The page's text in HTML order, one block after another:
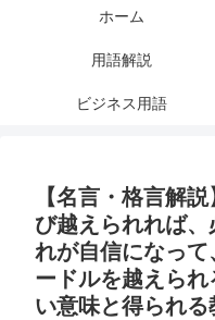
ホーム
用語解説
ビジネス用語
【名言・格言解
び越えられれば
れが自信になっ
ードルを越えら
い意味と得られる